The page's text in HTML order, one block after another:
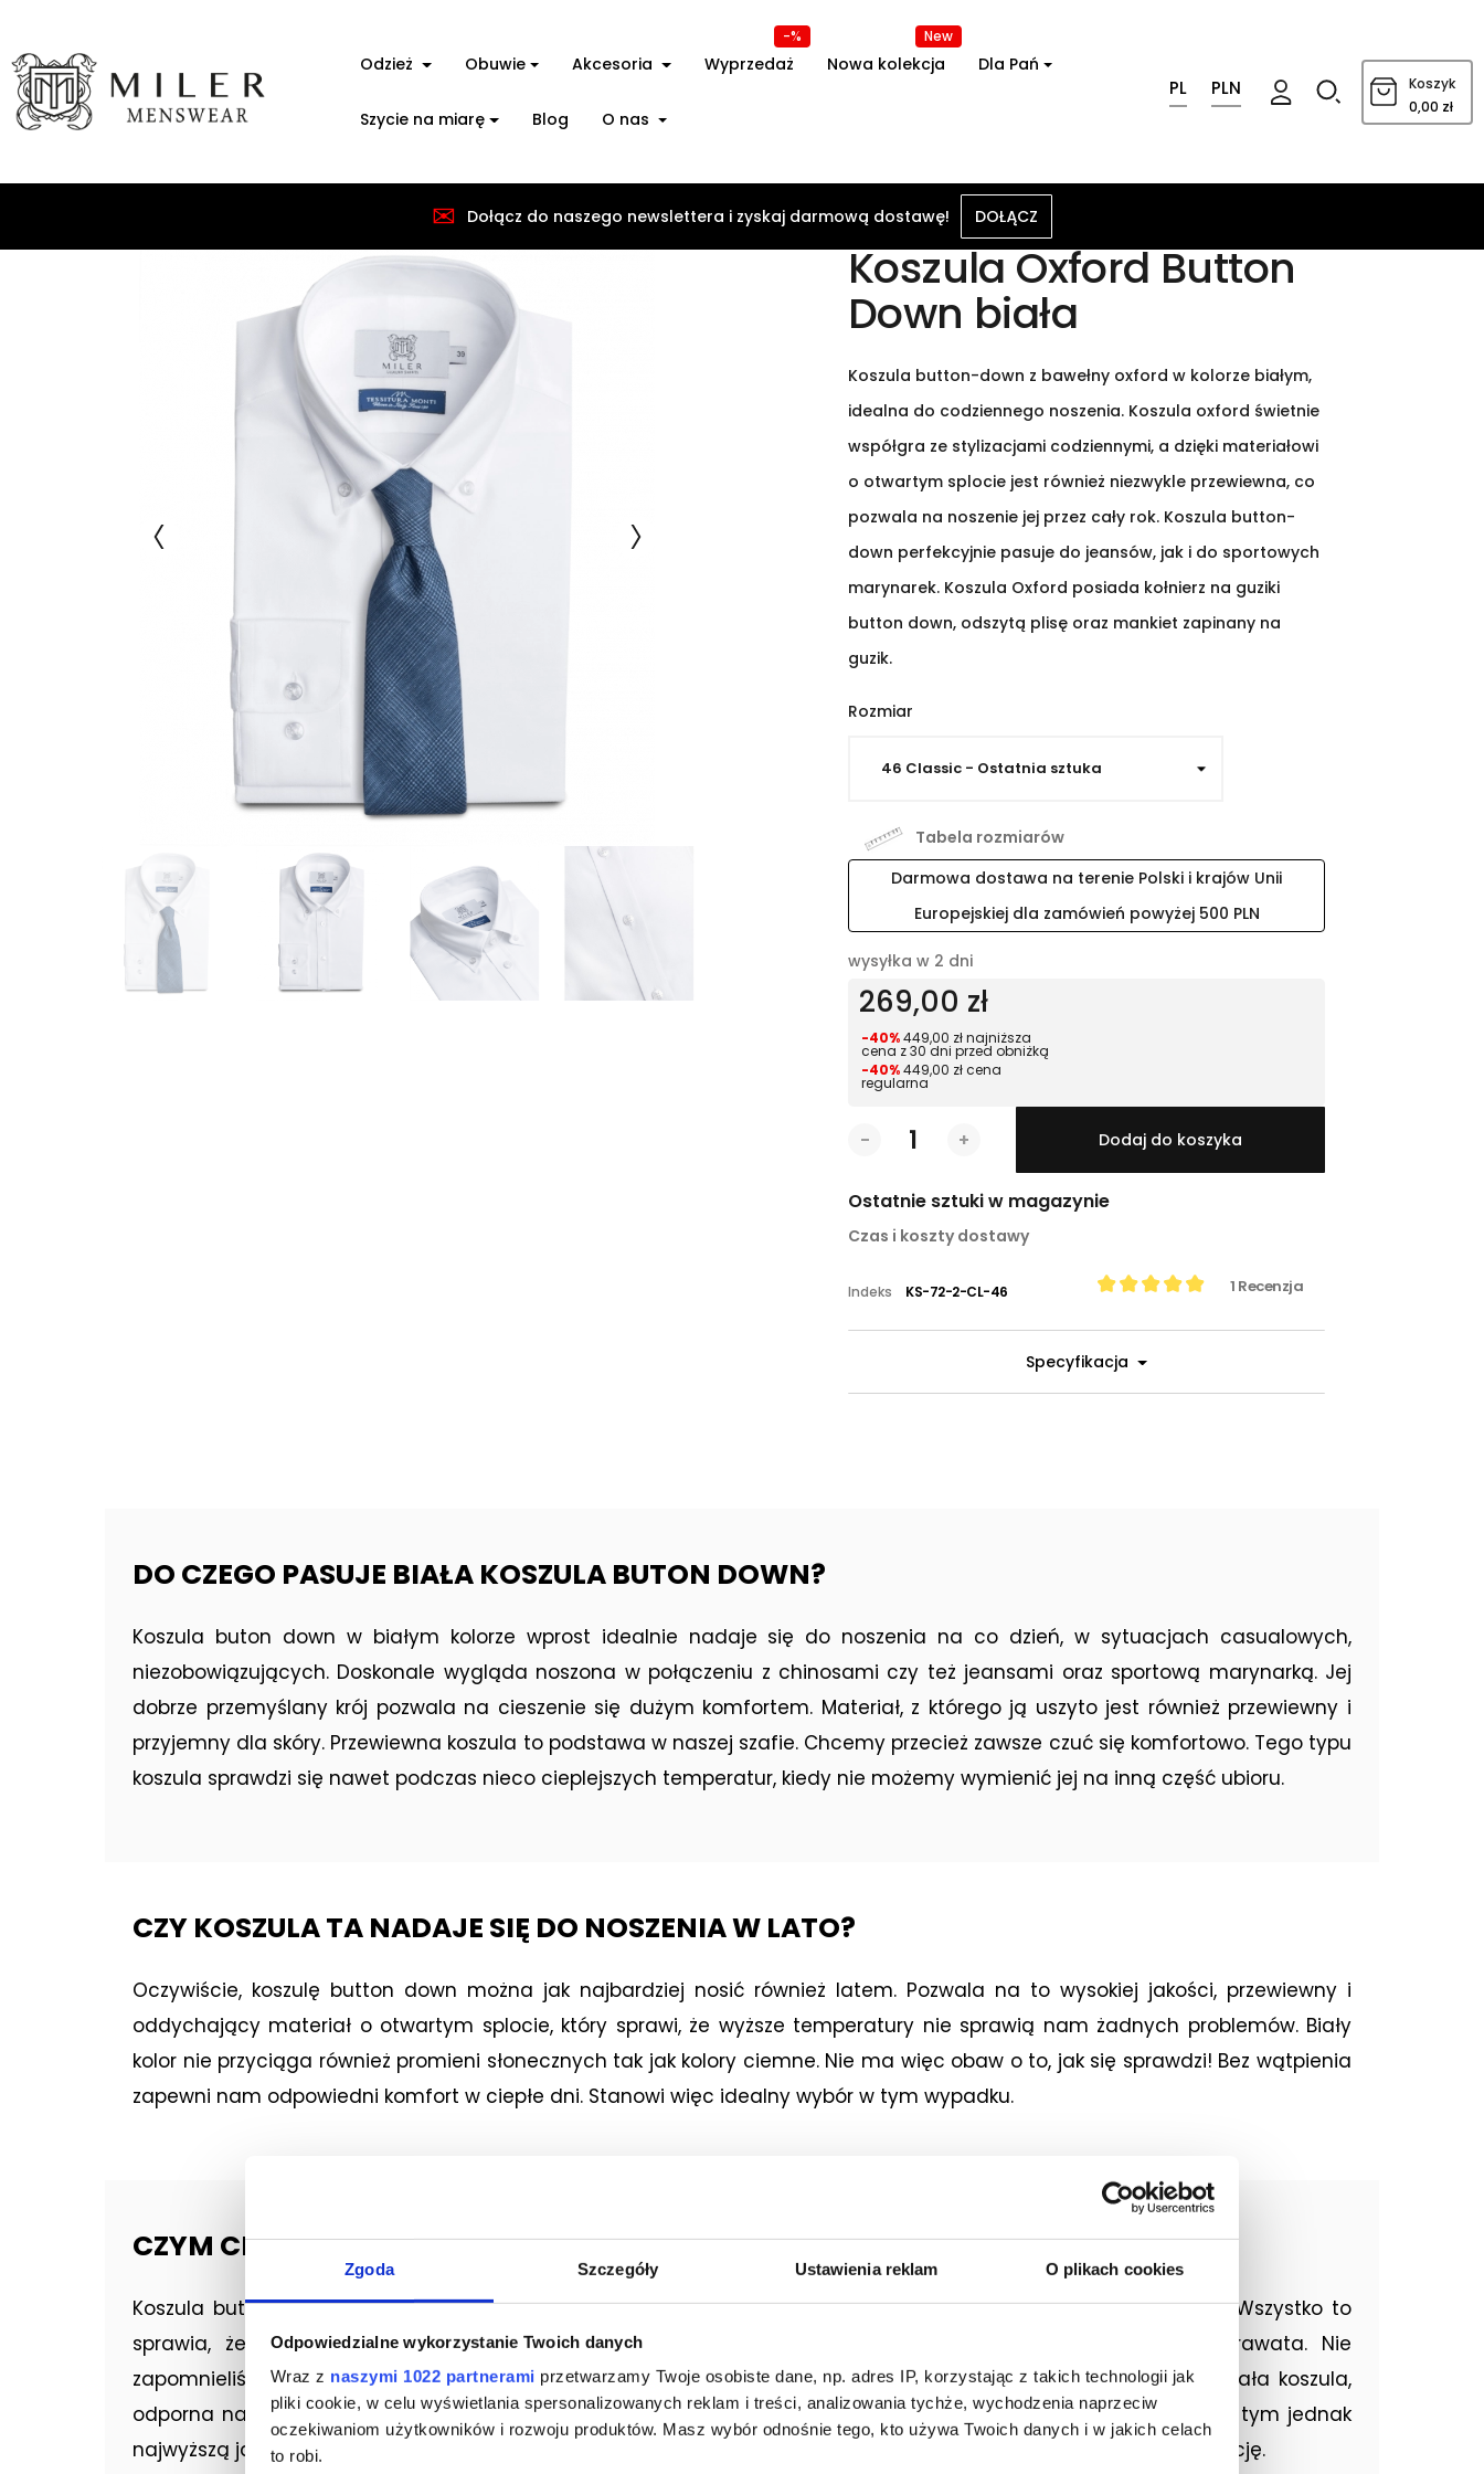
Zgoda Szczegóły Ustawienia reklam O plikach cookies
Odpowiedzialne wykorzystanie Twoich danych
Wraz z naszymi 1022 partnerami przetwarzamy Twoje osobiste dane, np. adres IP, korzystając z takich technologii jak
pliki cookie, w celu wyświetlania spersonalizowanych reklam i treści, analizowania tychże, wychodzenia naprzeciw
oczekiwaniom użytkowników i rozwoju produktów. Masz wybór odnośnie tego, kto używa Twoich danych i w jakich celach
to robi.
Odzież Obuwie Akcesoria Wyprzedaż
-%
Nowa kolekcja
New
Dla Pań
Szycie na miarę Blog O nas
PL PLN Koszyk
0,00 zł
Koszule męskie Koszula Oxford Button Down biała
Koszula Oxford Button
Down biała
Koszula button-down z bawełny oxford w kolorze białym,
idealna do codziennego noszenia. Koszula oxford świetnie
współgra ze stylizacjami codziennymi, a dzięki materiałowi
o otwartym splocie jest również niezwykle przewiewna, co
pozwala na noszenie jej przez cały rok. Koszula button-
down perfekcyjnie pasuje do jeansów, jak i do sportowych
marynarek. Koszula Oxford posiada kołnierz na guziki
button down, odszytą plisę oraz mankiet zapinany na
guzik.
Rozmiar
Tabela rozmiarów
Darmowa dostawa na terenie Polski i krajów Unii
Europejskiej dla zamówień powyżej 500 PLN
wysyłka w 2 dni
269,00 zł
-40%449,00 zł najniższa
cena z 30 dni przed obniżką
-40%449,00 zł cena
regularna
- + Dodaj do koszyka
Ostatnie sztuki w magazynie
Czas i koszty dostawy
Indeks KS-72-2-CL-46 1 Recenzja
Specyfikacja
DO CZEGO PASUJE BIAŁA KOSZULA BUTON DOWN?
Koszula buton down w białym kolorze wprost idealnie nadaje się do noszenia na co dzień, w sytuacjach casualowych,
niezobowiązujących. Doskonale wygląda noszona w połączeniu z chinosami czy też jeansami oraz sportową marynarką. Jej
dobrze przemyślany krój pozwala na cieszenie się dużym komfortem. Materiał, z którego ją uszyto jest również przewiewny i
przyjemny dla skóry. Przewiewna koszula to podstawa w naszej szafie. Chcemy przecież zawsze czuć się komfortowo. Tego typu
koszula sprawdzi się nawet podczas nieco cieplejszych temperatur, kiedy nie możemy wymienić jej na inną część ubioru.
CZY KOSZULA TA NADAJE SIĘ DO NOSZENIA W LATO?
Oczywiście, koszulę button down można jak najbardziej nosić również latem. Pozwala na to wysokiej jakości, przewiewny i
oddychający materiał o otwartym splocie, który sprawi, że wyższe temperatury nie sprawią nam żadnych problemów. Biały
kolor nie przyciąga również promieni słonecznych tak jak kolory ciemne. Nie ma więc obaw o to, jak się sprawdzi! Bez wątpienia
zapewni nam odpowiedni komfort w ciepłe dni. Stanowi więc idealny wybór w tym wypadku.
CZYM CHARAKTERYZUJE SIĘ NASZA KOSZULA BUTTON DOWN?
Koszula button down MILER Menswear posiada odszytą plisę, kołnierz na guziki oraz mankiet zapinany na guzik. Wszystko to
sprawia, że doskonale wpasowuje się w elegancki styl casualowy. Świetnie sprawdza się noszona bez krawata. Nie
zapomnieliśmy również o detalach, tak ważnych w odbiorze całokształtu naszej kreacji. Jest to bardzo wytrzymała koszula,
odporna na przetarcia oraz wszelkiego rodzaju uszkodzenia mechaniczne. Oferuje elastyczność, prezentując przy tym jednak
najwyższą jakość. Wytrzymała koszula sprawi, że będziemy czuć się komfortowo i pewnie, bez stresu o naszą prezencję.
✉ Dołącz do naszego newslettera i zyskaj darmową dostawę! DOŁĄCZ